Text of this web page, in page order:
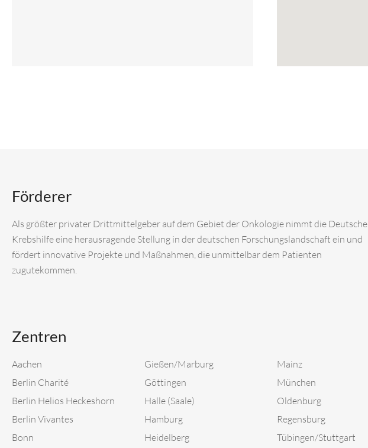
Förderer
Als größter privater Drittmittelgeber auf dem Gebiet der Onkologie nimmt die Deutsche
Krebshilfe eine herausragende Stellung in der deutschen Forschungslandschaft ein und
fördert innovative Projekte und Maßnahmen, die unmittelbar dem Patienten
zugutekommen.
Zentren
Aachen
Berlin Charité
Berlin Helios Heckeshorn
Berlin Vivantes
Bonn
Gießen/Marburg
Göttingen
Halle (Saale)
Hamburg
Heidelberg
Mainz
München
Oldenburg
Regensburg
Tübingen/Stuttgart